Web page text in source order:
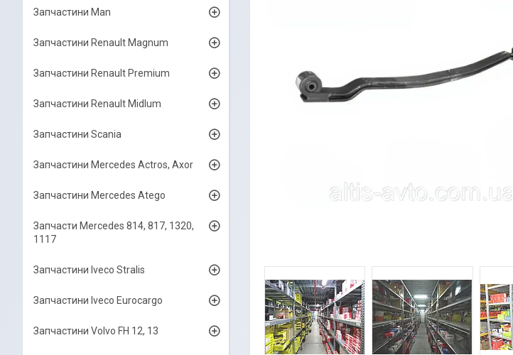
Запчастини Man
Запчастини Renault Magnum
Запчастини Renault Premium
Запчастини Renault Midlum
Запчастини Scania
Запчастини Mercedes Actros, Axor
Запчастини Mercedes Atego
Запчасти Mercedes 814, 817, 1320,
1117
Запчастини Iveco Stralis
Запчастини Iveco Eurocargo
Запчастини Volvo FH 12, 13